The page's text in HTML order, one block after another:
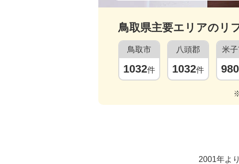
鳥取県主要エリアのリ
鳥取市
1032件
八頭郡
1032件
米
980
2001年よ